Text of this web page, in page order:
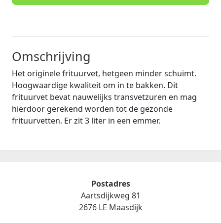
Omschrijving
Het originele frituurvet, hetgeen minder schuimt.
Hoogwaardige kwaliteit om in te bakken. Dit
frituurvet bevat nauwelijks transvetzuren en mag
hierdoor gerekend worden tot de gezonde
frituurvetten. Er zit 3 liter in een emmer.
Postadres
Aartsdijkweg 81
2676 LE Maasdijk